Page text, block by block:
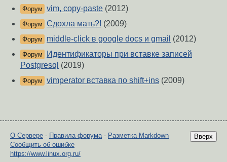
Форум vim, copy-paste (2012)
Форум Сдохла мать?! (2009)
Форум middle-click в google docs и gmail (2012)
Форум
Идентификаторы при вставке записей
Postgresql (2019)
Форум vimperator вставка по shift+ins (2009)
Вверх
О Сервере - Правила форума- Разметка Markdown
Сообщить об ошибке
https://www.linux.org.ru/